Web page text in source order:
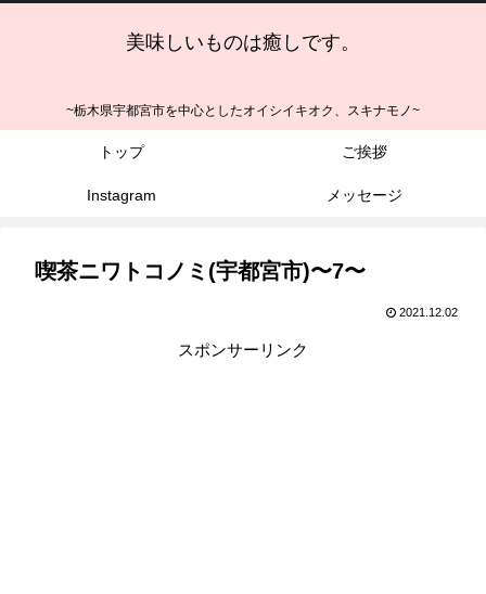
美味しいものは癒しです。
~栃木県宇都宮市を中心としたオイシイキオク、スキナモノ~
トップ ご挨拶
Instagram メッセージ
喫茶ニワトコノミ(宇都宮市)〜7〜
2021.12.02
スポンサーリンク